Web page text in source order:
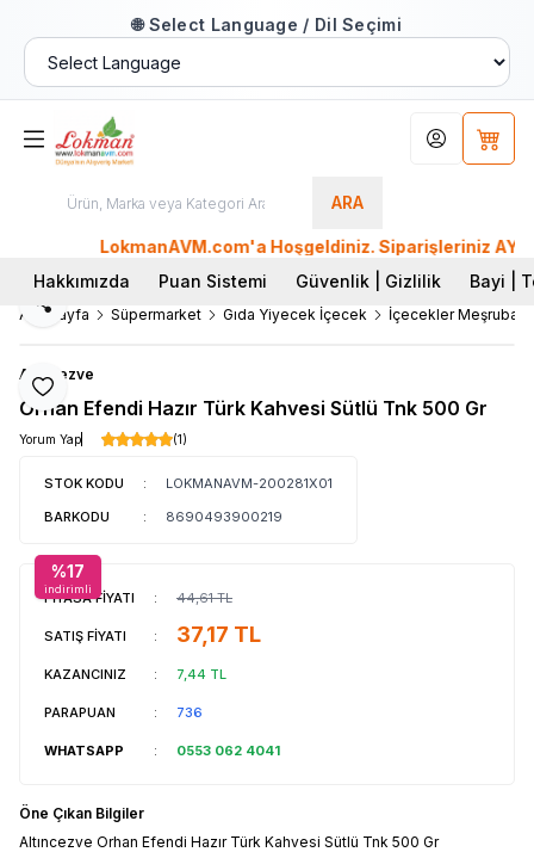
🌐 Select Language / Dil Seçimi
ARA
Hesabım
LokmanAVM.com'a Hoşgeldiniz. Siparişleriniz AYNI
Hakkımızda
Puan Sistemi Güvenlik | Gizlilik Bayi |
Ana Sayfa Süpermarket Gıda Yiyecek İçecek İçecekler
Favoriye Ekle
Paylaş
Altıncezve
Orhan Efendi Hazır Türk Kahvesi Sütlü Tnk 500 Gr
Yorum Yap (1)
STOK KODU :
LOKMANAVM-200281X01
BARKODU
: 8690493900219
%17
indirimli
PİYASA FİYATI : 44,61TL
SATIŞ FİYATI : 37,17 TL
KAZANCINIZ : 7,44 TL
PARAPUAN : 736
WHATSAPP : 0553 062 4041
Öne Çıkan Bilgiler
Altıncezve Orhan Efendi Hazır Türk Kahvesi Sütlü Tnk 500 Gr